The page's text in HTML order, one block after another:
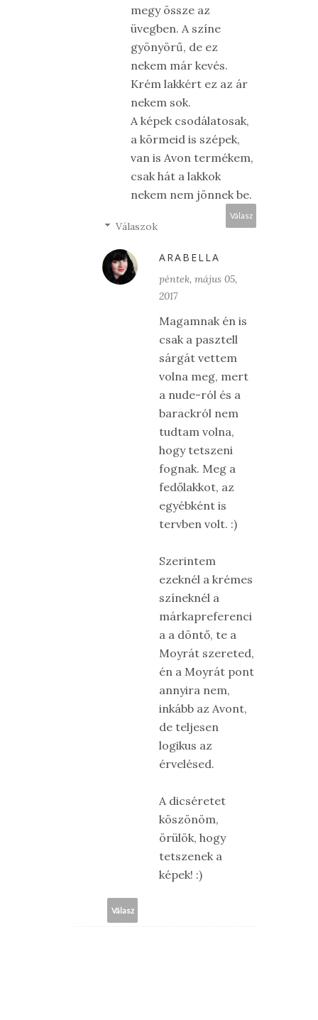
megy össze az
üvegben. A színe
gyönyörű, de ez
nekem már kevés.
Krém lakkért ez az ár
nekem sok.
A képek csodálatosak,
a körmeid is szépek,
van is Avon termékem,
csak hát a lakkok
nekem nem jönnek be.
Válasz
Válaszok
ARABELLA
péntek, május 05,
2017
Magamnak én is
csak a pasztell
sárgát vettem
volna meg, mert
a nude-ról és a
barackról nem
tudtam volna,
hogy tetszeni
fognak. Meg a
fedőlakkot, az
egyébként is
tervben volt. :)
Szerintem
ezeknél a krémes
színeknél a
márkapreferenci
a a döntő, te a
Moyrát szereted,
én a Moyrát pont
annyira nem,
inkább az Avont,
de teljesen
logikus az
érvelésed.
A dicséretet
köszönöm,
örülök, hogy
tetszenek a
képek! :)
Válasz